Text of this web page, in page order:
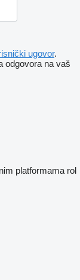
ugovor.
odgovora na vaš
platformama rol